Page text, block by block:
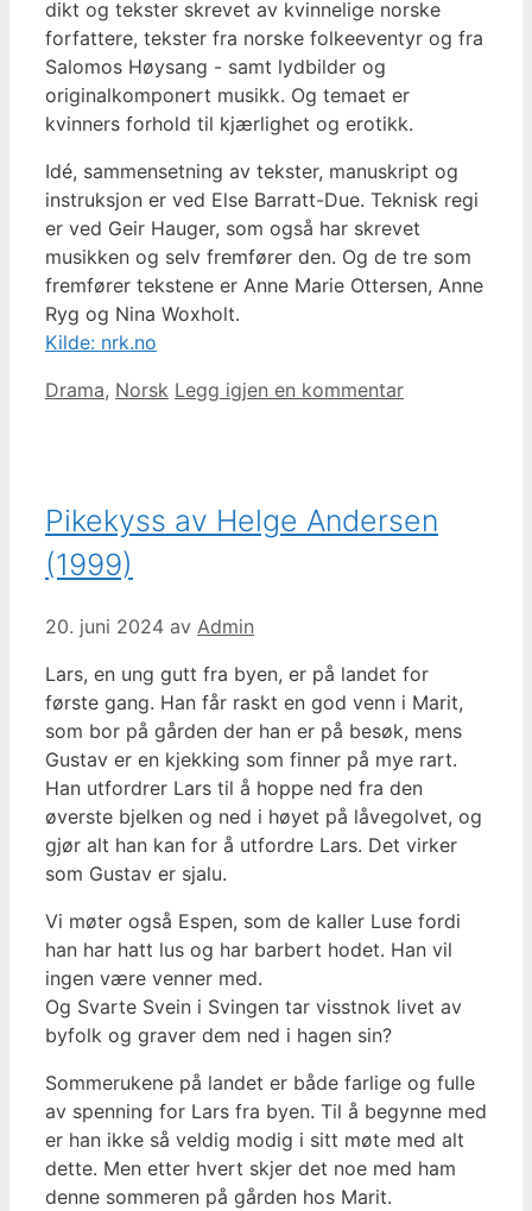
dikt og tekster skrevet av kvinnelige norske
forfattere, tekster fra norske folkeeventyr og fra
Salomos Høysang - samt lydbilder og
originalkomponert musikk. Og temaet er
kvinners forhold til kjærlighet og erotikk.
Idé, sammensetning av tekster, manuskript og
instruksjon er ved Else Barratt-Due. Teknisk regi
er ved Geir Hauger, som også har skrevet
musikken og selv fremfører den. Og de tre som
fremfører tekstene er Anne Marie Ottersen, Anne
Ryg og Nina Woxholt.
Kilde: nrk.no
Kategorier
Drama, Norsk Legg igjen en kommentar
Pikekyss av Helge Andersen
(1999)
20. juni 2024 av Admin
Lars, en ung gutt fra byen, er på landet for
første gang. Han får raskt en god venn i Marit,
som bor på gården der han er på besøk, mens
Gustav er en kjekking som finner på mye rart.
Han utfordrer Lars til å hoppe ned fra den
øverste bjelken og ned i høyet på låvegolvet, og
gjør alt han kan for å utfordre Lars. Det virker
som Gustav er sjalu.
Vi møter også Espen, som de kaller Luse fordi
han har hatt lus og har barbert hodet. Han vil
ingen være venner med.
Og Svarte Svein i Svingen tar visstnok livet av
byfolk og graver dem ned i hagen sin?
Sommerukene på landet er både farlige og fulle
av spenning for Lars fra byen. Til å begynne med
er han ikke så veldig modig i sitt møte med alt
dette. Men etter hvert skjer det noe med ham
denne sommeren på gården hos Marit.